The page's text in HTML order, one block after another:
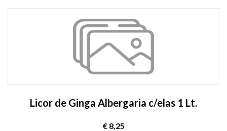
Licor de Ginga Albergaria c/elas 1 Lt.
€ 8,25